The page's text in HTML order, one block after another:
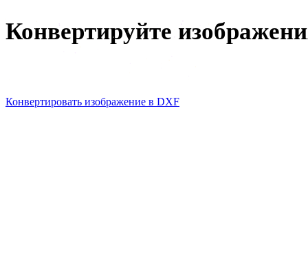
Конвертируйте
Конвертировать изображение в DXF